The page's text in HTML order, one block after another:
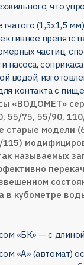
что
(1,5х1,5
частиц,
насоса,
водой,
контакта с
«ВОДОМЕТ»
55/75, 55/90,
старые модели
115)
называемых
в кубометре
«БК» — с
«А» (автомат)